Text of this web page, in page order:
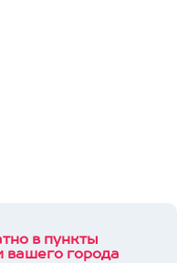
в пункты
вашего города